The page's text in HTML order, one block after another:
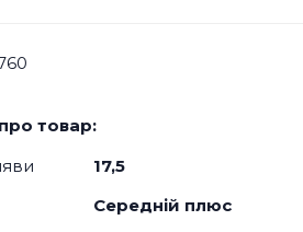
товар:
17,5
Середній плюс